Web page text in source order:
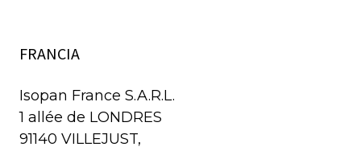
FRANCIA
Isopan France S.A.R.L.
1 allée de LONDRES
91140 VILLEJUST,